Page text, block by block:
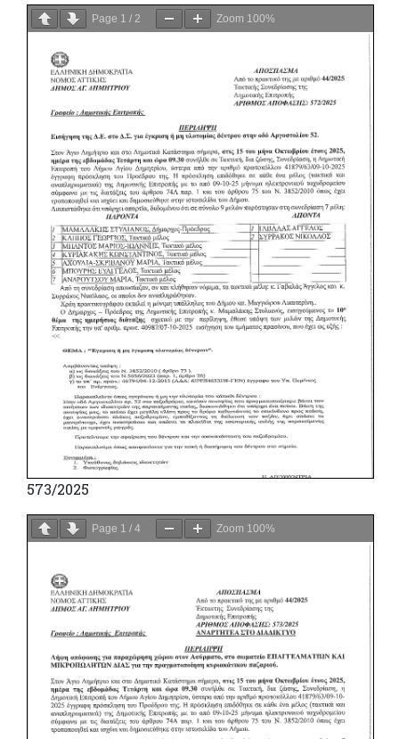
Page 1 / 2 Zoom 100%
573/2025
Page 1 / 4 Zoom 100%